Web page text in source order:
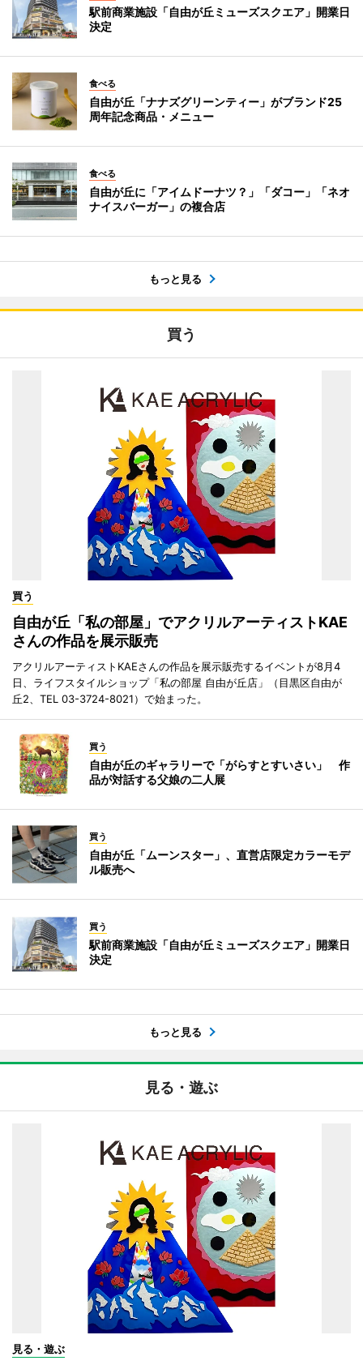
駅前商業施設「自由が丘ミューズスクエア」開業日
決定
食べる
自由が丘「ナナズグリーンティー」がブランド25
周年記念商品・メニュー
食べる
自由が丘に「アイムドーナツ？」「ダコー」「ネオ
ナイスバーガー」の複合店
もっと見る
買う
買う
自由が丘「私の部屋」でアクリルアーティストKAE
さんの作品を展示販売
アクリルアーティストKAEさんの作品を展示販売するイベントが8月4
日、ライフスタイルショップ「私の部屋 自由が丘店」（目黒区自由が
丘2、TEL 03-3724-8021）で始まった。
買う
自由が丘のギャラリーで「がらすとすいさい」 作
品が対話する父娘の二人展
買う
自由が丘「ムーンスター」、直営店限定カラーモデ
ル販売へ
買う
駅前商業施設「自由が丘ミューズスクエア」開業日
決定
もっと見る
見る・遊ぶ
見る・遊ぶ